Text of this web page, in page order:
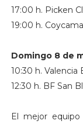
17:00 h. Picken
19:00 h.
Domingo 8 de
10:30 h. Valencia
12:30 h. BF San
El mejor